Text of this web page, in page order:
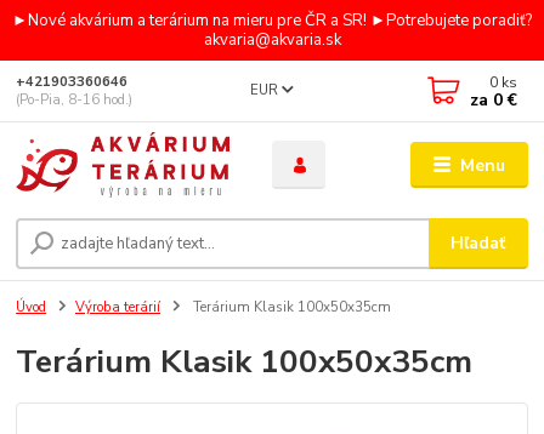
►Nové akvárium a terárium na mieru pre ČR a SR! ►Potrebujete poradiť?
akvaria@akvaria.sk
Menu
EUR
Hľadať
+421903360646
(Po-Pia, 8-16 hod.)
0 ks
za 0 €
Úvod Výroba terárií Terárium Klasik 100x50x35cm
Terárium Klasik 100x50x35cm